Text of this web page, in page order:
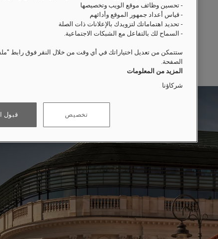
- تحسين وظائف موقع الويب وتخصيصها
- قياس أعداد جمهور الموقع وأدائهم
- تحديد اهتماماتك لتزويدك بالإعلانات ذات الصلة
- السماح لك بالتفاعل مع الشبكات الاجتماعية.
ستتمكن من تعديل اختياراتك في أي وقت من خلال النقر فوق رابط
الصفحة.
المزيد من المعلومات
شركاؤنا
تخصيص قبول